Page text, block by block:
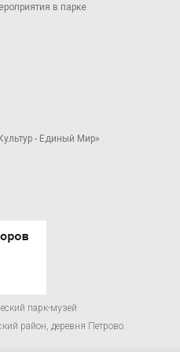
в парке
- Единый Мир»
парк-музей
район, деревня Петрово.